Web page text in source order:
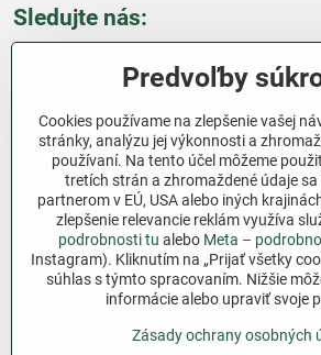
Sledujte nás:
Všetko o nákupe
Ďakujeme za podporu
Sme slovenský e-shop bez
vďaka vám – ľuďom, ktorí veria v
lásku k pôde​. Každý nákup na
pokračovať v tom, čo má
záhradkárom zadarmo a
Predvoľby
Cookies používame na zlepšenie vašej
stránky, analýzu jej výkonnosti a
používaní. Na tento účel môžeme
tretích strán a zhromaždené údaje
partnerom v EÚ, USA alebo iných
zlepšenie relevancie reklám využíva
podrobnosti tu alebo Meta –
Instagram). Kliknutím na „Prijať všetky
súhlas s týmto spracovaním. Nižšie
informácie alebo upraviť svoje
Zásady ochrany osobných